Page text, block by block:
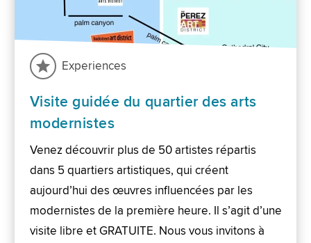
Experiences
Visite guidée du quartier des arts
modernistes
Venez découvrir plus de 50 artistes répartis
dans 5 quartiers artistiques, qui créent
aujourd’hui des œuvres influencées par les
modernistes de la première heure. Il s’agit d’une
visite libre et GRATUITE. Nous vous invitons à